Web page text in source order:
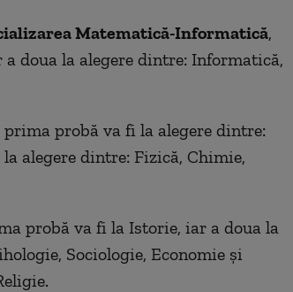
Matematică-Informatică,
doua la alegere dintre: Informatică,
prima probă va fi la alegere dintre:
alegere dintre: Fizică, Chimie,
probă va fi la Istorie, iar a doua la
Sociologie, Economie şi